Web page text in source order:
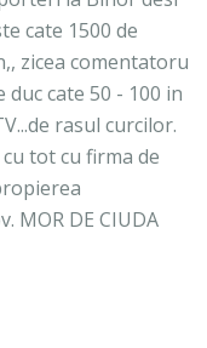
cate 1500 de
zicea comentatoru
cate 50 - 100 in
rasul curcilor.
tot cu firma de
MOR DE CIUDA